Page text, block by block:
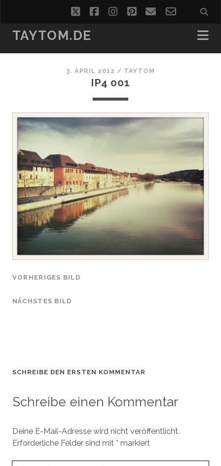
twitterfacebookinstagram
pinterest
emailemail-
form
TAYTOM.DE
3. APRIL 2012 / TAYTOM
IP4 001
VORHERIGES BILD
NÄCHSTES BILD
SCHREIBE DEN ERSTEN KOMMENTAR
Schreibe einen Kommentar
Deine E-Mail-Adresse wird nicht veröffentlicht.
Erforderliche Felder sind mit * markiert